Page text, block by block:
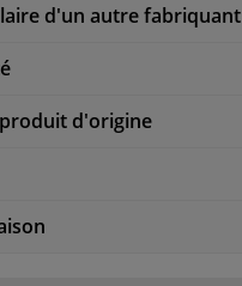
d'un autre fabriquant
d'origine